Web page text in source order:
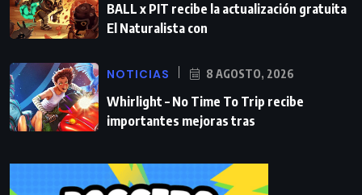
BALL x PIT recibe la actualización gratuita
El Naturalista con
NOTICIAS 8 AGOSTO, 2026
Whirlight – No Time To Trip recibe
importantes mejoras tras